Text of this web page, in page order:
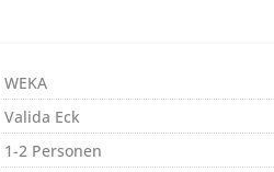
WEKA
Valida Eck
1-2 Personen